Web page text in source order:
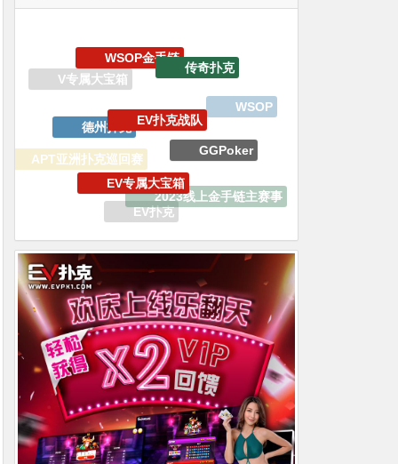
iPhone15 Pro Max无限量赠送
WSOP冠军锦标赛
APT亚洲扑克巡回赛
德州扑克
EV扑克战队
GGPoker
2023线上金手链主赛事
EV扑克
EV专属大宝箱